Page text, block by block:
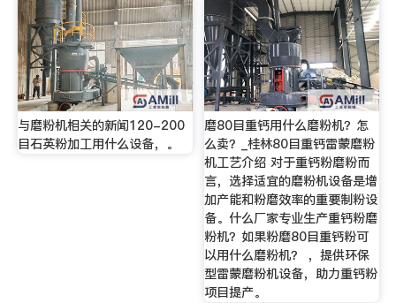
与磨粉机相关的新闻120-200
目石英粉加工用什么设备，。
磨80目重钙用什么磨粉机？怎
么卖？_桂林80目重钙雷蒙磨粉
机工艺介绍 对于重钙粉磨粉而
言，选择适宜的磨粉机设备是增
加产能和粉磨效率的重要制粉设
备。什么厂家专业生产重钙粉磨
粉机？如果粉磨80目重钙粉可
以用什么磨粉机？ ，提供环保
型雷蒙磨粉机设备，助力重钙粉
项目提产。